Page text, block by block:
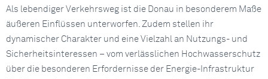
Als lebendiger Verkehrsweg ist die Donau in besonderem Maße
äußeren Einflüssen unterworfen. Zudem stellen ihr
dynamischer Charakter und eine Vielzahl an Nutzungs- und
Sicherheitsinteressen – vom verlässlichen Hochwasserschutz
über die besonderen Erfordernisse der Energie-Infrastruktur